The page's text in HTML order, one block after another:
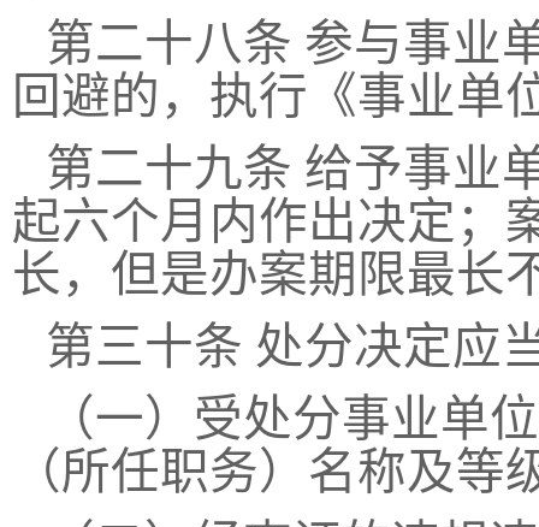
第二十八条 参与事业
回避的，执行《事业单
第二十九条 给予事业
起六个月内作出决定；
长，但是办案期限最长
第三十条 处分决定应
（一）受处分事业单
（所任职务）名称及